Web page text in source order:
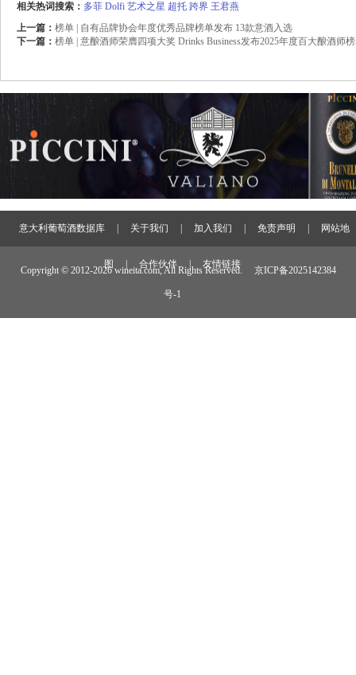
相关热词搜索： 多菲 Dolfi 艺术之星 超托 跨界 王君燕
上一篇： 榜单 | 自有品牌协会年度优秀品牌榜单发布 13款意酒入选
下一篇： 榜单 | 意酿酒师荣膺四项大奖 Drinks Business发布2025年度百大酿酒师
意大利葡萄酒数据库 关于我们 加入我们 免责声明 网站地
图 合作伙伴 友情链接
Copyright © 2012-2026 wineita.com, All Rights Reserved. 京ICP备2025142384
号-1